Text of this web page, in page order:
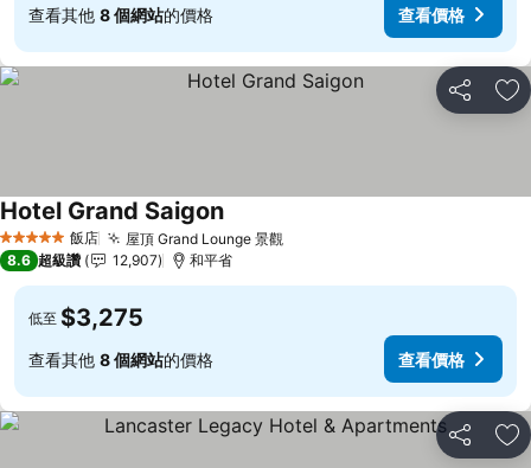
查看其他 8 個網站的價格 查看價格
分享 加
5 星級 飯店 屋頂 Grand Lounge 景觀查看價格
Hotel Grand Saigon查看價格
8.6 超級讚 12,907 和平省
低至 $3,275
查看其他 8 個網站的價格 查看價格
分享 加